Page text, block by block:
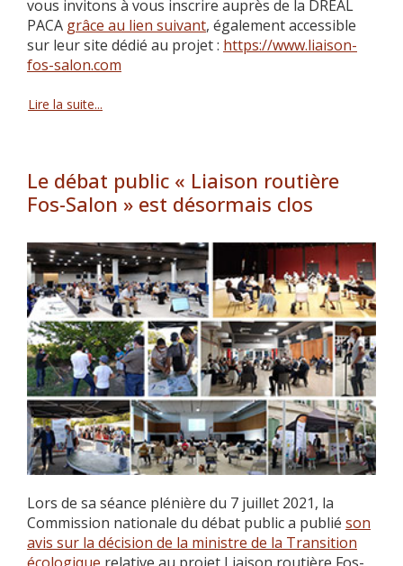
vous invitons à vous inscrire auprès de la DREAL
PACA grâce au lien suivant, également accessible
sur leur site dédié au projet : https://www.liaison-
fos-salon.com
Lire la suite...
Le débat public « Liaison routière
Fos-Salon » est désormais clos
Lors de sa séance plénière du 7 juillet 2021, la
Commission nationale du débat public a publié son
avis sur la décision de la ministre de la Transition